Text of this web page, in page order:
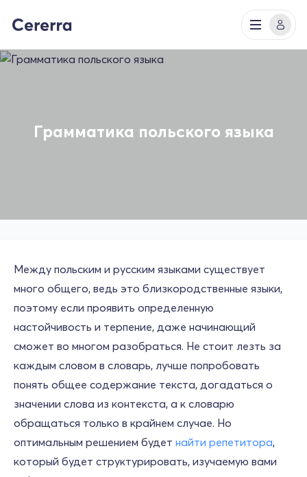
Грамматика польского языка
Между польским и русским языками существует
много общего, ведь это близкородственные языки,
поэтому если проявить определенную
настойчивость и терпение, даже начинающий
сможет во многом разобраться. Не стоит лезть за
каждым словом в словарь, лучше попробовать
понять общее содержание текста, догадаться о
значении слова из контекста, а к словарю
обращаться только в крайнем случае. Но
оптимальным решением будет найти репетитора,
который будет структурировать, изучаемую вами